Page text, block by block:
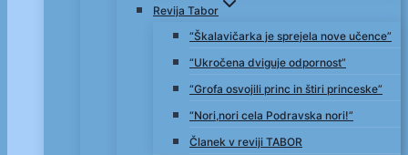
Revija Tabor
“Škalavičarka je sprejela nove učence”
“Ukročena dviguje odpornost”
“Grofa osvojili princ in štiri princeske”
“Nori,nori cela Podravska nori!”
Članek v reviji TABOR